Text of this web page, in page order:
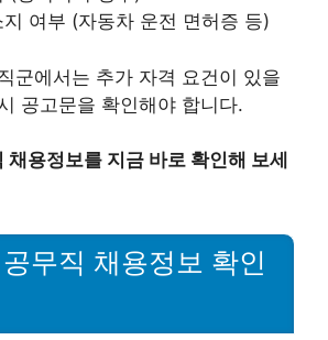
여부 (자동차 운전 면허증 등)
군에서는 추가 자격 요건이 있을
공고문을 확인해야 합니다.
채용정보를 지금 바로 확인해 보세
무직 채용정보 확인